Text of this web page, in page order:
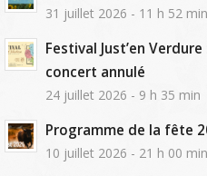
31 juillet 2026 - 11 h 52 min
Festival Just’en
concert annulé
24 juillet 2026 - 9 h 35 min
Programme de la fête
10 juillet 2026 - 21 h 00 min